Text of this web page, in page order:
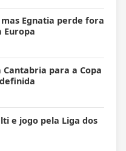
Egnatia perde fora
Europa
Cantabria para a Copa
e jogo pela Liga dos